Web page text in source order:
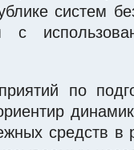
систем
по
средств в